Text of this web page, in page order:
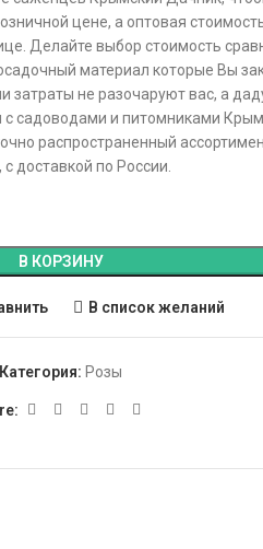
цене, а оптовая
Делайте выбор стоимость
материал которые Вы
затраты не разочаруют вас, а
садоводами и питомниками
распространенный
доставкой по России.
В КОРЗИНУ
В список желаний
Категория: Розы